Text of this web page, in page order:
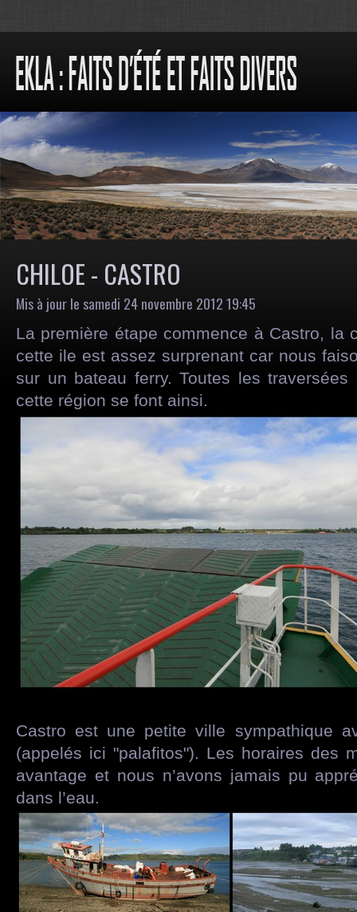
CHILOE - CASTRO
Mis à jour le samedi 24 novembre 2012 19:45
La première étape commence à Castro, la
cette ile est assez surprenant car nous
sur un bateau ferry. Toutes les
cette région se font ainsi.
Castro est une petite ville sympathique
(appelés ici "palafitos"). Les horaires des
avantage et nous n’avons jamais pu
dans l’eau.